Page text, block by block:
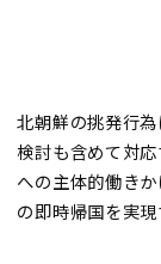
北朝鮮の挑発行
検討も含めて対
への主体的働き
の即時帰国を実現